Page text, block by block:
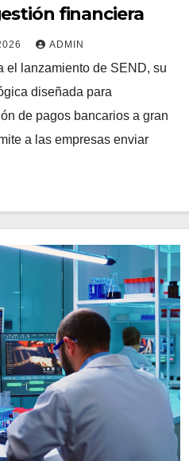
financiera
ADMIN
el lanzamiento de SEND, su
diseñada para
de pagos bancarios a gran
a las empresas enviar